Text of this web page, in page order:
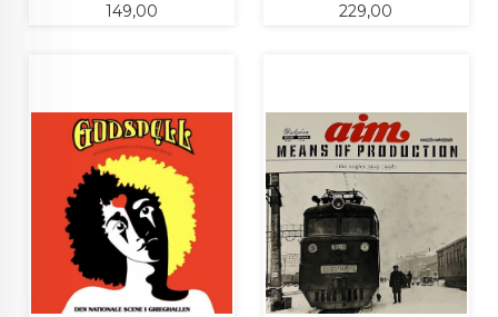
Pris
149,00 Pris
229,00